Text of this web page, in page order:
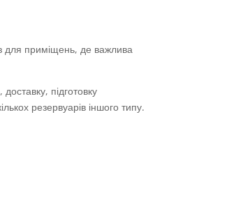
для приміщень, де важлива
підготовку
резервуарів іншого типу.